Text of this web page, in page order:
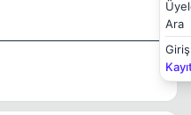
Ara
Giriş